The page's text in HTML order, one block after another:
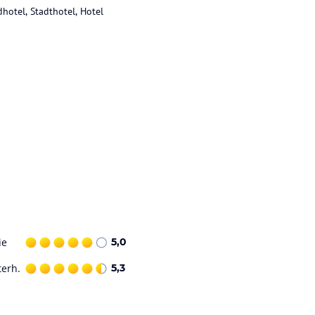
Stadthotel, Hotel
5,0
5,3